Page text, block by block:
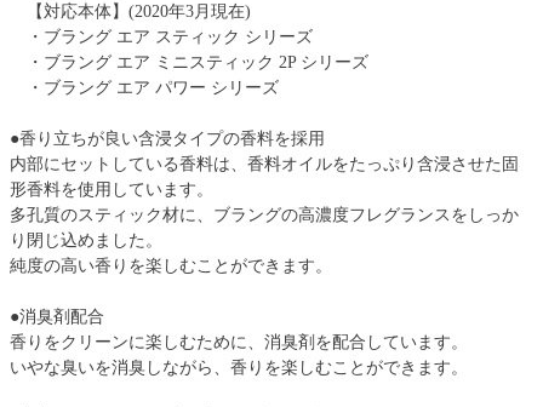
【対応本体】(2020年3月現在)
・ブラング エア スティック シリーズ
・ブラング エア ミニスティック 2P シリーズ
・ブラング エア パワー シリーズ
●香り立ちが良い含浸タイプの香料を採用
内部にセットしている香料は、香料オイルをたっぷり含浸させた固
形香料を使用しています。
多孔質のスティック材に、ブラングの高濃度フレグランスをしっか
り閉じ込めました。
純度の高い香りを楽しむことができます。
●消臭剤配合
香りをクリーンに楽しむために、消臭剤を配合しています。
いやな臭いを消臭しながら、香りを楽しむことができます。